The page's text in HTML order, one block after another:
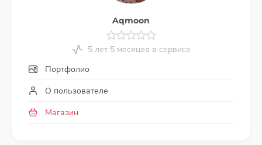
Aqmoon
5 лет 5 месяцев в сервисе
Портфолио
О пользователе
Магазин